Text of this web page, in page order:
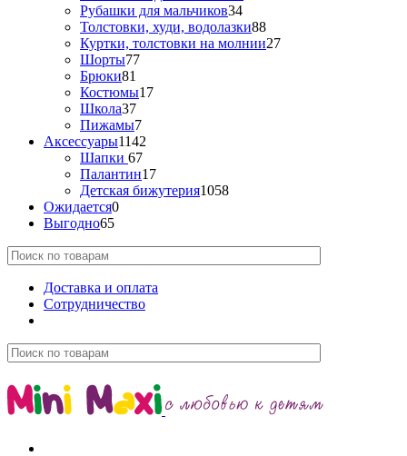
Рубашки для мальчиков34
Толстовки, худи, водолазки88
Куртки, толстовки на молнии27
Шорты77
Брюки81
Костюмы17
Школа37
Пижамы7
Аксессуары1142
Шапки 67
Палантин17
Детская бижутерия1058
Ожидается0
Выгодно65
Доставка и оплата
Сотрудничество